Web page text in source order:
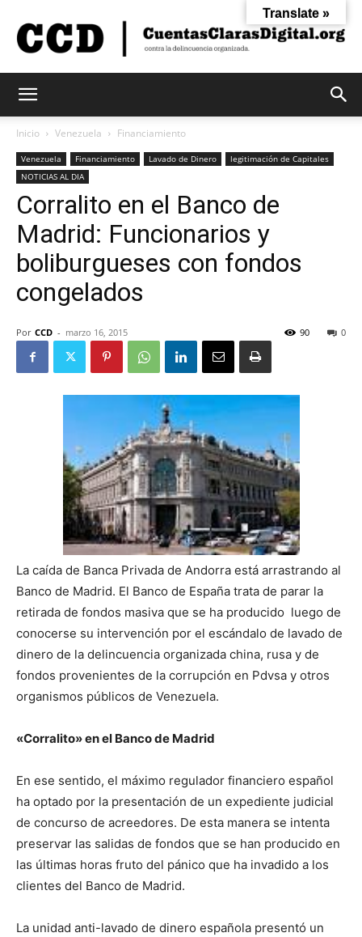
Inicio Venezuela Financiamiento
Venezuela Financiamiento Lavado de Dinero
legitimación de Capitales
NOTICIAS AL DIA
Corralito en el Banco de
Madrid: Funcionarios y
boliburgueses con fondos
congelados
Por CCD - marzo 16, 2015 0
90
La caída de Banca Privada de Andorra está arrastrando al
Banco de Madrid. El Banco de España trata de parar la
retirada de fondos masiva que se ha producido luego de
conocerse su intervención por el escándalo de lavado de
dinero de la delincuencia organizada china, rusa y de
fondos provenientes de la corrupción en Pdvsa y otros
organismos públicos de Venezuela.
«Corralito» en el Banco de Madrid
En ese sentido, el máximo regulador financiero español
ha optado por la presentación de un expediente judicial
de concurso de acreedores. De esta manera se intenta
preservar las salidas de fondos que se han producido en
las últimas horas fruto del pánico que ha invadido a los
clientes del Banco de Madrid.
La unidad anti-lavado de dinero española presentó un
Translate »